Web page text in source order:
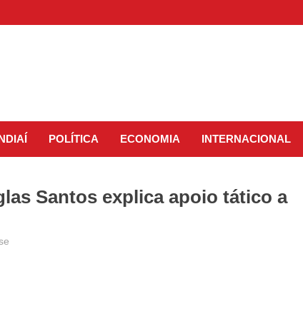
POLÍTICA ECONOMIA INTERNACIONAL
Santos explica apoio tático a